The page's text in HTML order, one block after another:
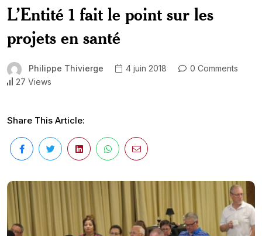
L’Entité 1 fait le point sur les
projets en santé
Philippe Thivierge 4 juin 2018
0 Comments
27 Views
Share This Article: